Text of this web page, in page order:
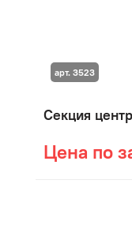
Секция
Цена по
арт. 3523